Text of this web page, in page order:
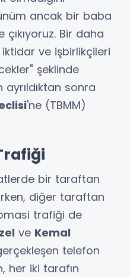
ancak bir baba
Bir daha
ve işbirlikçileri
şeklinde
sonra
'ne (TBMM)
bir taraftan
diğer taraftan
trafiği de
ve Kemal
telefon
her iki tarafın